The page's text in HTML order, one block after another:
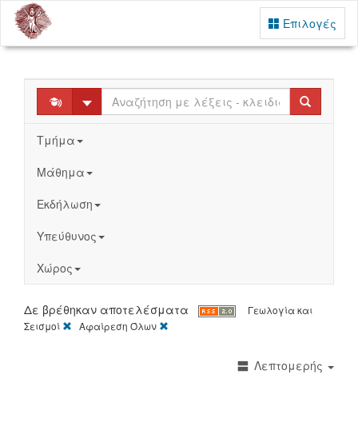
Επιλογές
Select Search
Τμήμα
Μάθημα
Εκδήλωση
Υπεύθυνος
Χώρος
Δε βρέθηκαν αποτελέσματα
Γεωλογία και
Σεισμοί
[X]Αφαίρεση Όλων
Λεπτομερής